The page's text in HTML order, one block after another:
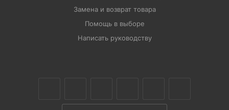
Замена и возврат товара
Помощь в выборе
Написать руководству